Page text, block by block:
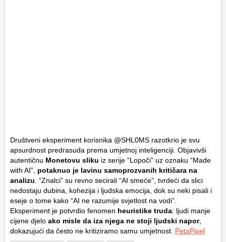
Društveni eksperiment korisnika @SHL0MS razotkrio je svu
apsurdnost predrasuda prema umjetnoj inteligenciji. Objavivši
autentičnu Monetovu sliku iz serije “Lopoči” uz oznaku “Made
with AI”, potaknuo je lavinu samoprozvanih kritičara na
analizu. “Znalci” su revno secirali “AI smeće”, tvrdeći da slici
nedostaju dubina, kohezija i ljudska emocija, dok su neki pisali i
eseje o tome kako “AI ne razumije svjetlost na vodi”.
Eksperiment je potvrdio fenomen heuristike truda: ljudi manje
cijene djelo ako misle da iza njega ne stoji ljudski napor,
dokazujući da često ne kritiziramo samu umjetnost. PetaPixel